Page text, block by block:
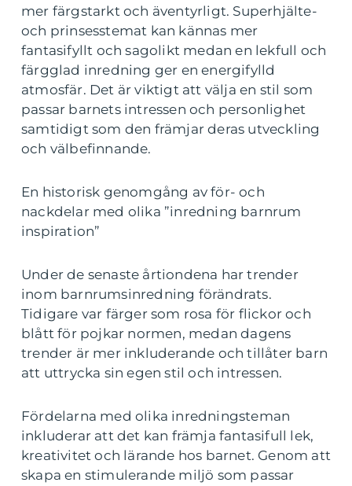
mer färgstarkt och äventyrligt. Superhjälte-
och prinsesstemat kan kännas mer
fantasifyllt och sagolikt medan en lekfull och
färgglad inredning ger en energifylld
atmosfär. Det är viktigt att välja en stil som
passar barnets intressen och personlighet
samtidigt som den främjar deras utveckling
och välbefinnande.
En historisk genomgång av för- och
nackdelar med olika ”inredning barnrum
inspiration”
Under de senaste årtiondena har trender
inom barnrumsinredning förändrats.
Tidigare var färger som rosa för flickor och
blått för pojkar normen, medan dagens
trender är mer inkluderande och tillåter barn
att uttrycka sin egen stil och intressen.
Fördelarna med olika inredningsteman
inkluderar att det kan främja fantasifull lek,
kreativitet och lärande hos barnet. Genom att
skapa en stimulerande miljö som passar